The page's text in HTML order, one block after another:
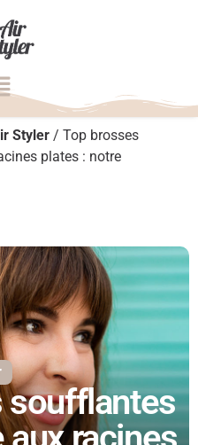
Styler / Top brosses
plates : notre
soufflantes